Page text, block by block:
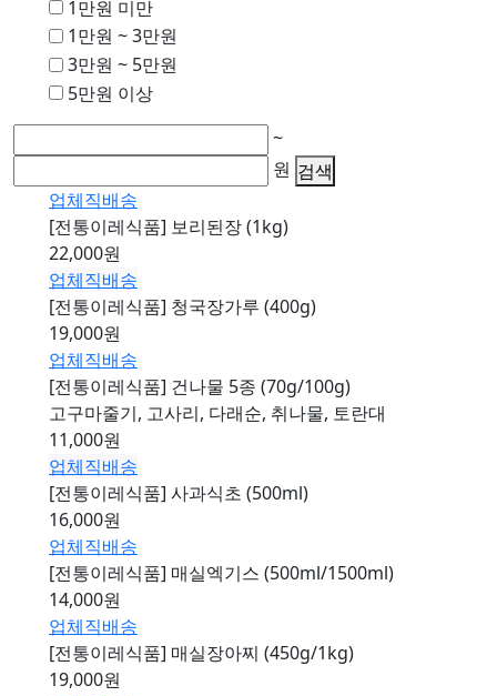
1만원 미만
1만원 ~ 3만원
3만원 ~ 5만원
5만원 이상
~
원 검색
업체직배송
[전통이레식품] 보리된장 (1kg)
22,000원
업체직배송
[전통이레식품] 청국장가루 (400g)
19,000원
업체직배송
[전통이레식품] 건나물 5종 (70g/100g)
고구마줄기, 고사리, 다래순, 취나물, 토란대
11,000원
업체직배송
[전통이레식품] 사과식초 (500ml)
16,000원
업체직배송
[전통이레식품] 매실엑기스 (500ml/1500ml)
14,000원
업체직배송
[전통이레식품] 매실장아찌 (450g/1kg)
19,000원